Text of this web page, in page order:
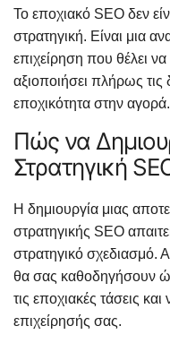
Το εποχιακό SEO δεν
στρατηγική. Είναι μια
επιχείρηση που θέλει
αξιοποιήσει πλήρως
εποχικότητα στην αγορά.
Πώς να
Στρατηγική
Η δημιουργία μιας
στρατηγικής SEO
στρατηγικό σχεδιασμό.
θα σας καθοδηγήσουν
τις εποχιακές τάσεις
επιχείρησής σας.